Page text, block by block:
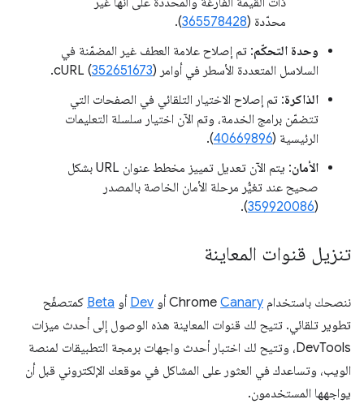
محدّدة (365578428
).
وحدة التحكّم: تم إصلاح علامة العطف غير المضمّنة في
السلاسل المتعددة الأسطر في أوامر cURL (
352651673).
الذاكرة: تم إصلاح الاختيار التلقائي في الصفحات التي
تتضمّن برامج الخدمة، وتم الآن اختيار سلسلة التعليمات
الرئيسية (40669896
).
الأمان
: يتم الآن تعديل تمييز مخطط عنوان URL بشكل
صحيح عند تغيُّر مرحلة الأمان الخاصة بالمصدر
(
359920086
).
تنزيل قنوات المعاينة
ننصحك باستخدام Chrome Canary أو Dev أو Beta كمتصفّح
تطوير تلقائي. تتيح لك قنوات المعاينة هذه الوصول إلى أحدث ميزات
DevTools، وتتيح لك اختبار أحدث واجهات برمجة التطبيقات لمنصة
الويب، وتساعدك في العثور على المشاكل في موقعك الإلكتروني قبل أن
يواجهها المستخدمون.